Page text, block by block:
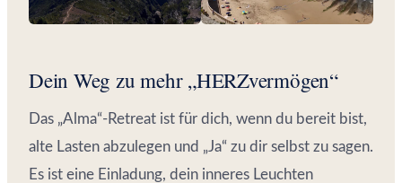
Dein Weg zu mehr „HERZvermögen“
Das „Alma“-Retreat ist für dich, wenn du bereit bist,
alte Lasten abzulegen und „Ja“ zu dir selbst zu sagen.
Es ist eine Einladung, dein inneres Leuchten